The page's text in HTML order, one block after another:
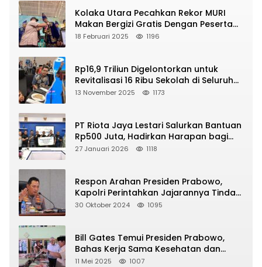
Kolaka Utara Pecahkan Rekor MURI
Makan Bergizi Gratis Dengan Peserta
Terbanyak
18 Februari 2025 1196
Rp16,9 Triliun Digelontorkan untuk
Revitalisasi 16 Ribu Sekolah di Seluruh
Indonesia
13 November 2025 1173
PT Riota Jaya Lestari Salurkan Bantuan
Rp500 Juta, Hadirkan Harapan bagi
Korban Bencana di Sumatera
27 Januari 2026 1118
Respon Arahan Presiden Prabowo,
Kapolri Perintahkan Jajarannya Tindak
Tegas Pelaku Judi Online
30 Oktober 2024 1095
Bill Gates Temui Presiden Prabowo,
Bahas Kerja Sama Kesehatan dan
Program Makan Bergizi Gratis
11 Mei 2025 1007